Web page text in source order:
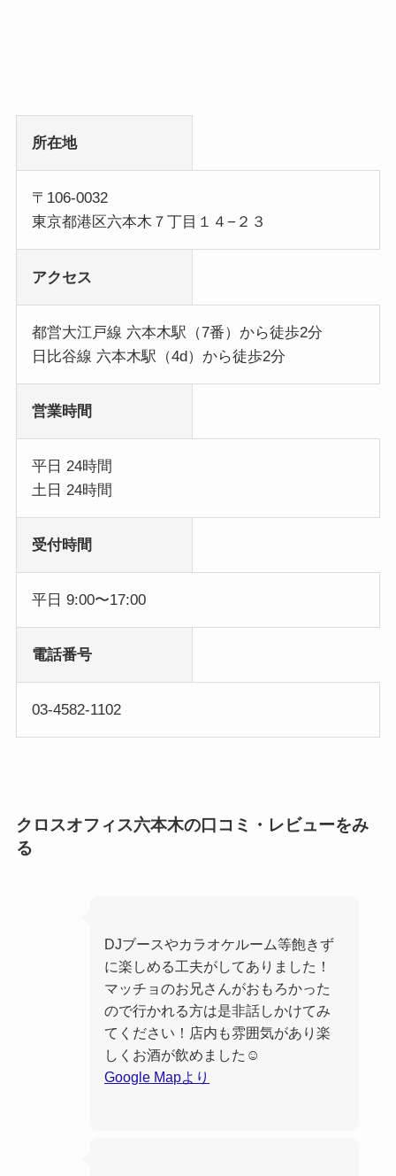
所在地
〒106-0032
東京都港区六本木７丁目１４−２３
アクセス
都営大江戸線 六本木駅（7番）から徒歩2分
日比谷線 六本木駅（4d）から徒歩2分
営業時間
平日 24時間
土日 24時間
受付時間
平日 9:00〜17:00
電話番号
03-4582-1102
クロスオフィス六本木の口コミ・レビューをみ
る
DJブースやカラオケルーム等飽きず
に楽しめる工夫がしてありました！
マッチョのお兄さんがおもろかった
ので行かれる方は是非話しかけてみ
てください！店内も雰囲気があり楽
しくお酒が飲めました☺︎
Google Mapより